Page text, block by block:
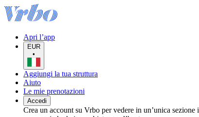
Apri l’app
EUR
•
Aggiungi la tua struttura
Aiuto
Le mie prenotazioni
Accedi
Crea un account su Vrbo per vedere in un’unica sezione i